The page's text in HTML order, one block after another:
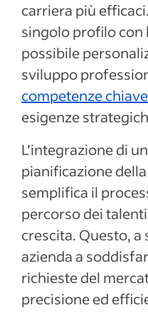
carriera più
singolo profilo con
possibile
sviluppo
competenze chiave
esigenze
L’integrazione di
pianificazione
semplifica il
percorso dei
crescita. Questo, a
azienda a
richieste del
precisione ed